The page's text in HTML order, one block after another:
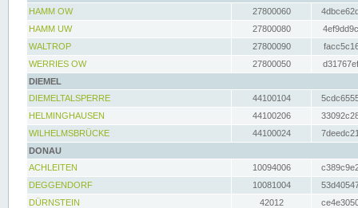
HAMM OW
27800060
HAMM UW
27800080
WALTROP
27800090
WERRIES OW
27800050
DIEMEL
DIEMELTALSPERRE
44100104
HELMINGHAUSEN
44100206
WILHELMSBRÜCKE
44100024
DONAU
ACHLEITEN
10094006
DEGGENDORF
10081004
DÜRNSTEIN
42012